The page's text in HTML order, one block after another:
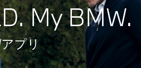
My BMW.
プリ